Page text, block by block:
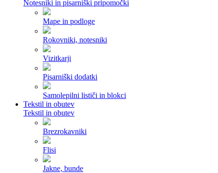
Notesniki in pisarniški pripomočki
Mape in podloge
Rokovniki, notesniki
Vizitkarji
Pisarniški dodatki
Samolepilni lističi in blokci
Tekstil in obutev
Tekstil in obutev
Brezrokavniki
Flisi
Jakne, bunde